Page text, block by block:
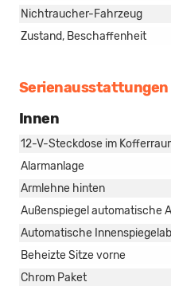
Nichtraucher-Fahrzeug
Zustand, Beschaffenheit
Serienausstattungen
Innen
12-V-Steckdose im
Alarmanlage
Armlehne hinten
Außenspiegel automatische
Automatische
Beheizte Sitze vorne
Chrom Paket